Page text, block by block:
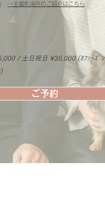
→全撮影場所のご紹介はこちら
/ 土日祝日 ¥35,000 (ｵﾌｼｰｽﾞﾝ
ご予約